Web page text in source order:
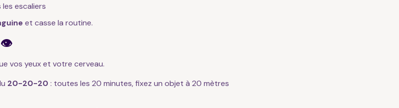
escaliers
et casse la routine.
👁️
vos yeux et votre cerveau.
20-20-20 : toutes les 20 minutes, fixez un objet à 20 mètres